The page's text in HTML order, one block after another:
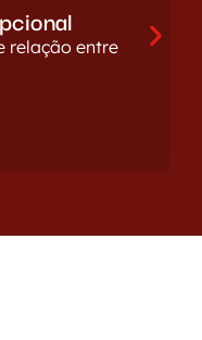
relação entre